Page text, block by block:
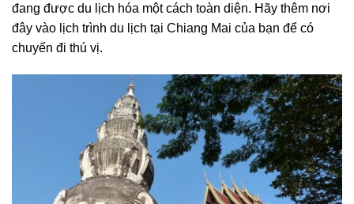
đang được du lịch hóa một cách toàn diện. Hãy thêm nơi
đây vào lịch trình du lịch tại Chiang Mai của bạn để có
chuyến đi thú vị.